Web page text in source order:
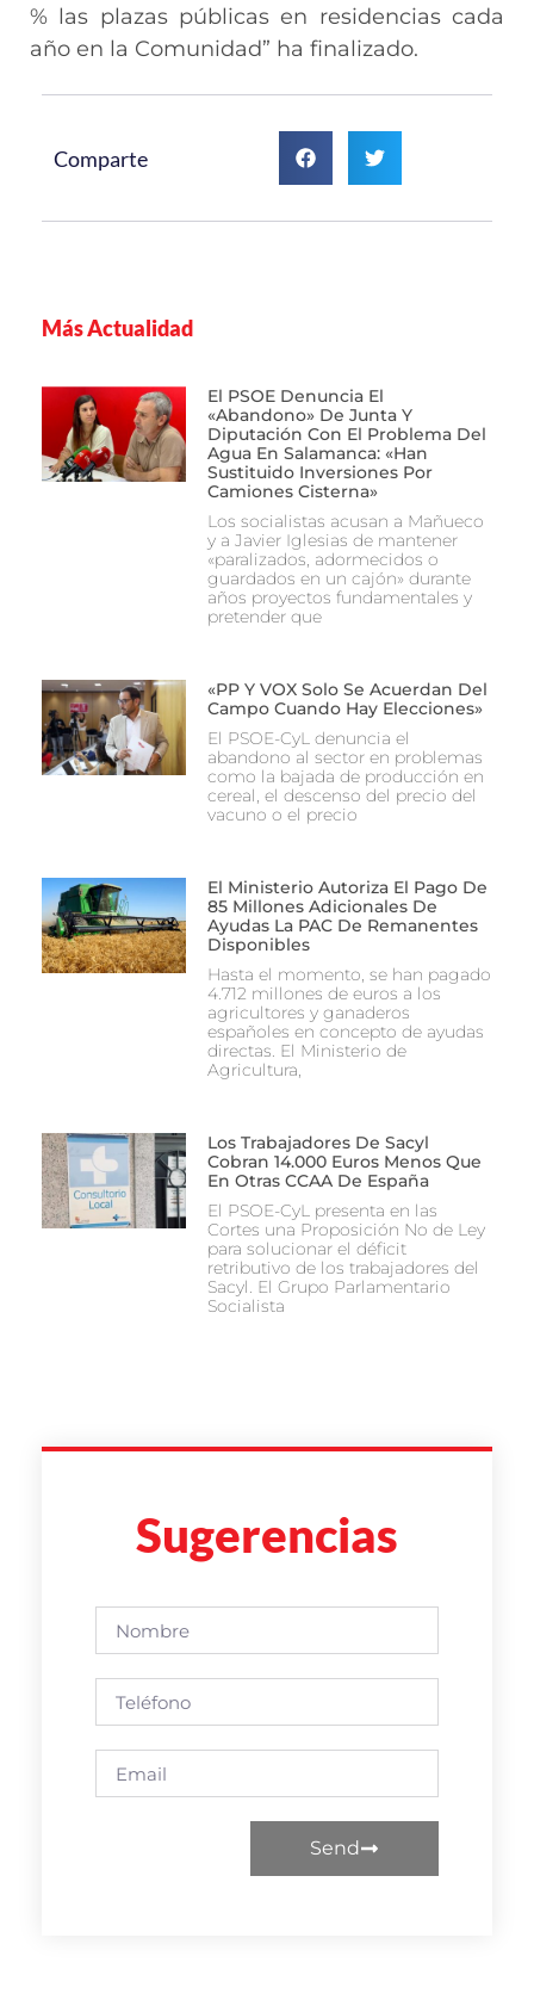
% las plazas públicas en residencias cada
año en la Comunidad” ha finalizado.
Comparte
Más Actualidad
El PSOE Denuncia El
«abandono» De Junta Y
Diputación Con El Problema Del
Agua En Salamanca: «Han
Sustituido Inversiones Por
Camiones Cisterna»
Los socialistas acusan a Mañueco
y a Javier Iglesias de mantener
«paralizados, adormecidos o
guardados en un cajón» durante
años proyectos fundamentales y
pretender que
«PP Y VOX Solo Se Acuerdan Del
Campo Cuando Hay Elecciones»
El PSOE-CyL denuncia el
abandono al sector en problemas
como la bajada de producción en
cereal, el descenso del precio del
vacuno o el precio
El Ministerio Autoriza El Pago De
85 Millones Adicionales De
Ayudas La PAC De Remanentes
Disponibles
Hasta el momento, se han pagado
4.712 millones de euros a los
agricultores y ganaderos
españoles en concepto de ayudas
directas. El Ministerio de
Agricultura,
Los Trabajadores De Sacyl
Cobran 14.000 Euros Menos Que
En Otras CCAA De España
El PSOE-CyL presenta en las
Cortes una Proposición No de Ley
para solucionar el déficit
retributivo de los trabajadores del
Sacyl. El Grupo Parlamentario
Socialista
Sugerencias
Send